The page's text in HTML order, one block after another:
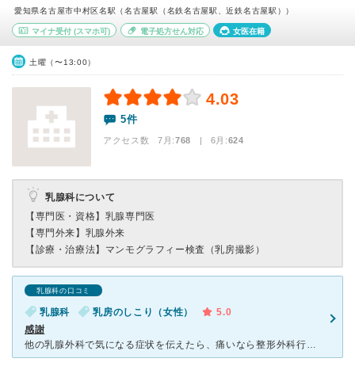
愛知県名古屋市中村区名駅（名古屋駅（名鉄名古屋駅、近鉄名古屋駅））
マイナ受付 (スマホ可) 電子処方せん対応 女医在籍
土曜（〜13:00）
4.03
5件
アクセス数 7月:768 | 6月:624
乳腺科について
【専門医・資格】 乳腺専門医
【専門外来】 乳腺外来
【診療・治療法】 マンモグラフィー検査（乳房撮影）
乳腺科の口コミ
乳腺科 乳房のしこり（女性）
5.0
感謝
他の乳腺外科で気になる症状を伝えたら、痛いなら整形外科行けば？って冷たく帰されました、それでも気になってこちらの病院にかかったら、マンモとエコーをやって更に詳しい検査を今日できる？と言われやってもらっ